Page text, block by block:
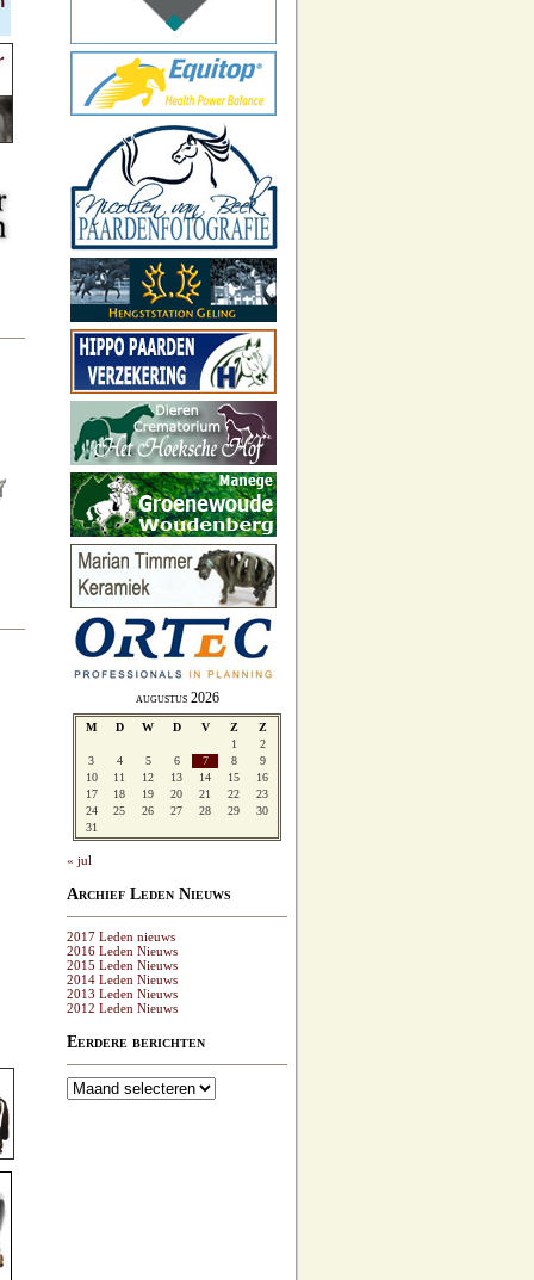
augustus 2026
M D W D V Z
Z
1
2
3
4 5 6 7 8
9
10
11 12 13 14 15
16
17
18 19 20 21 22
23
24
25 26 27 28 29
30
31
« jul
Archief Leden Nieuws
2017 Leden nieuws
2016 Leden Nieuws
2015 Leden Nieuws
2014 Leden Nieuws
2013 Leden Nieuws
2012 Leden Nieuws
Eerdere berichten
Eerdere
berichten